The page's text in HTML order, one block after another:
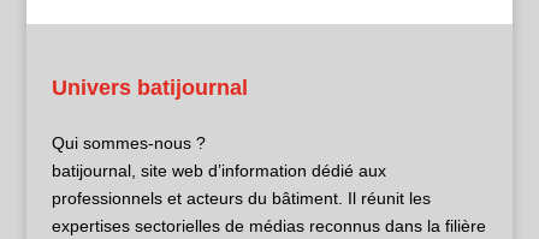
Univers batijournal
Qui sommes-nous ?
batijournal, site web d’information dédié aux
professionnels et acteurs du bâtiment. Il réunit les
expertises sectorielles de médias reconnus dans la filière